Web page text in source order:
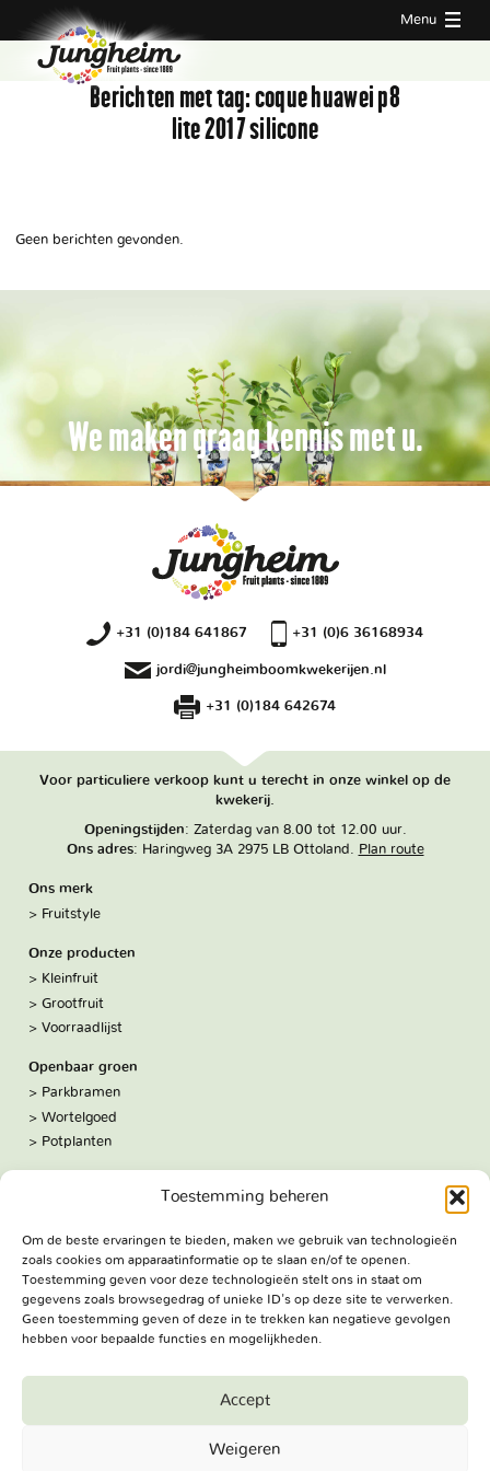
Toestemming beheren
Om de beste ervaringen te bieden, maken we gebruik van technologieën
zoals cookies om apparaatinformatie op te slaan en/of te openen.
Toestemming geven voor deze technologieën stelt ons in staat om
gegevens zoals browsegedrag of unieke ID's op deze site te verwerken.
Geen toestemming geven of deze in te trekken kan negatieve gevolgen
hebben voor bepaalde functies en mogelijkheden.
Accept
Weigeren
Menu
Berichten met tag:coque huawei p8
lite 2017 silicone
Geen berichten gevonden.
We maken graag kennis met u.
+31 (0)184 641867 +31 (0)6 36168934
jordi@jungheimboomkwekerijen.nl
+31 (0)184 642674
Voor particuliere verkoop kunt u terecht in onze winkel op de
kwekerij.
Openingstijden: Zaterdag van 8.00 tot 12.00 uur.
Ons adres: Haringweg 3A 2975 LB Ottoland. Plan route
Ons merk
Fruitstyle
Onze producten
Kleinfruit
Grootfruit
Voorraadlijst
Openbaar groen
Parkbramen
Wortelgoed
Potplanten
Volg ons:
Facebook
Bezoekadres
Haringweg 3A
2975 LB Ottoland
Reserved.